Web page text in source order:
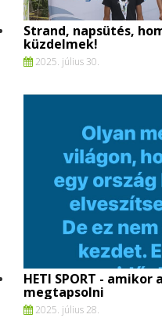
Strand, napsütés,
küzdelmek!
2025. július 30.
HETI SPORT -
megtapsolni
2025. július 28.